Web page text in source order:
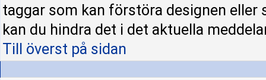
taggar som kan förstöra designen eller
kan du hindra det i det aktuella
Till överst på sidan